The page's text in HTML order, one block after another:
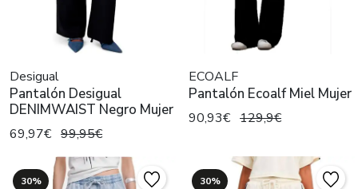
Desigual
Pantalón Desigual
DENIMWAIST Negro Mujer
69,97€ 99,95€
ECOALF
Pantalón Ecoalf Miel Mujer
90,93€ 129,9€
30% 30%